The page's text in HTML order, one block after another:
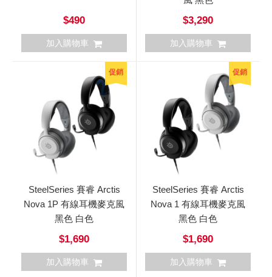
$490
加入購物車
$3,290
加入購物車
促銷
SteelSeries 賽睿 Arctis
Nova 1P 有線耳機麥克風
黑色 白色
$1,690
加入購物車
促銷
SteelSeries 賽睿 Arctis
Nova 1 有線耳機麥克風
黑色 白色
$1,690
加入購物車